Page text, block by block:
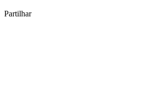
Partilhar